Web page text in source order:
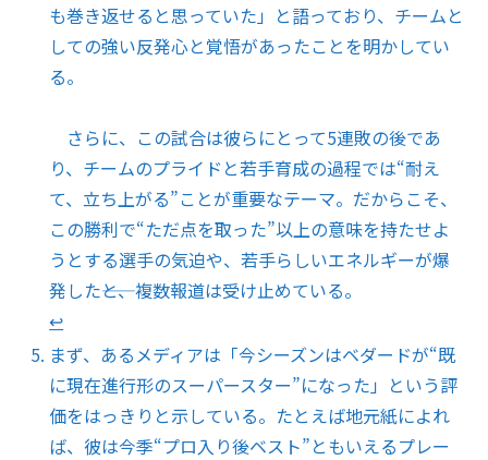
も巻き返せると思っていた」と語っており、チームと
しての強い反発心と覚悟があったことを明かしてい
る。
さらに、この試合は彼らにとって5連敗の後であ
り、チームのプライドと若手育成の過程では“耐え
て、立ち上がる”ことが重要なテーマ。だからこそ、
この勝利で“ただ点を取った”以上の意味を持たせよ
うとする選手の気迫や、若手らしいエネルギーが爆
発した――と、複数報道は受け止めている。
↩︎
まず、あるメディアは「今シーズンはベダードが“既
に現在進行形のスーパースター”になった」という評
価をはっきりと示している。たとえば地元紙によれ
ば、彼は今季“プロ入り後ベスト”ともいえるプレー